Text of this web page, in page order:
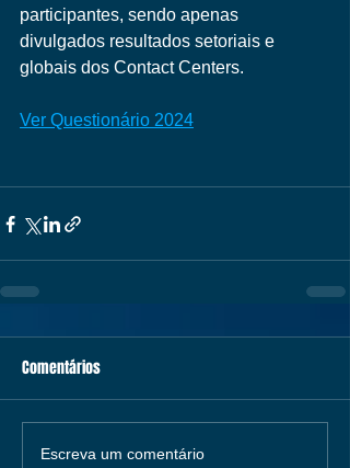
participantes, sendo apenas
divulgados resultados setoriais e
globais dos Contact Centers.
Ver Questionário 2024
Comentários
Escreva um comentário